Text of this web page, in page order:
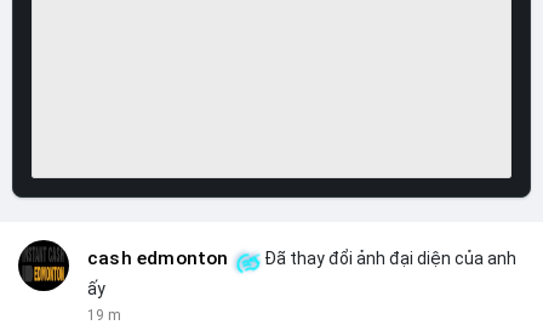
cash edmonton
Đã thay đổi ảnh đại diện của anh
ấy
19 m